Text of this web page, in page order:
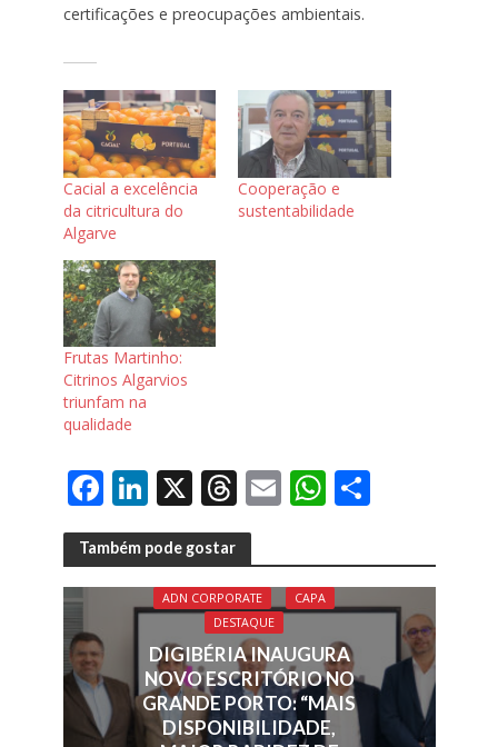
certificações e preocupações ambientais.
Cacial a excelência
da citricultura do
Algarve
Cooperação e
sustentabilidade
Frutas Martinho:
Citrinos Algarvios
triunfam na
qualidade
F
ac
e
b
o
o
k
Li
n
k
e
dI
n
X T
h
re
a
d
s
E
ai
l
W
at
s
A
p
p
S
ar
e
Também pode gostar
ADN CORPORATE
CAPA
DESTAQUE
DIGIBÉRIA INAUGURA
NOVO ESCRITÓRIO NO
GRANDE PORTO: “MAIS
DISPONIBILIDADE,